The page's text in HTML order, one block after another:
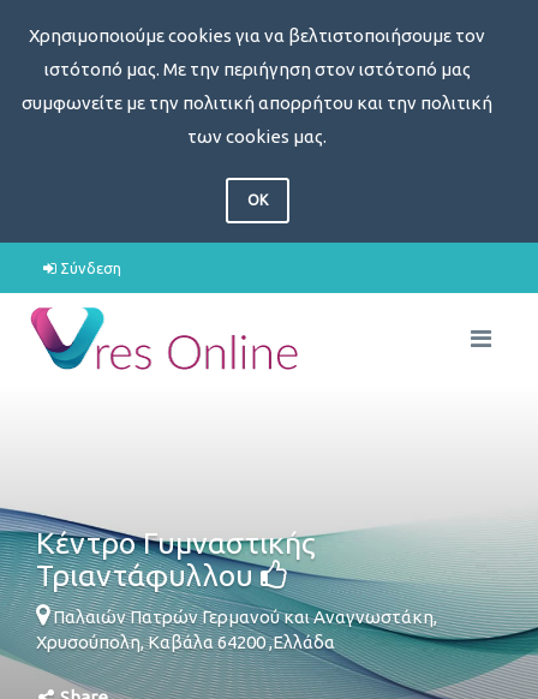
Χρησιμοποιούμε cookies για να βελτιστοποιήσουμε τον
ιστότοπό μας. Με την περιήγηση στον ιστότοπό μας
συμφωνείτε με την πολιτική απορρήτου και την πολιτική
των cookies μας.
OK
Σύνδεση
Κέντρο Γυμναστικής
Τριαντάφυλλου
Παλαιών Πατρών Γερμανού και Αναγνωστάκη,
Χρυσούπολη,Καβάλα 64200,Ελλάδα